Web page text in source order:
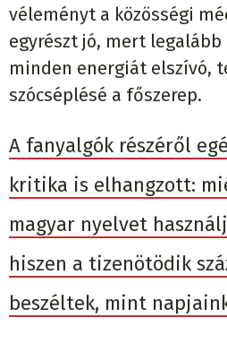
véleményt a közösségi
egyrészt jó, mert
minden energiát elszívó,
szócséplésé a főszerep.
A fanyalgók részéről
kritika is elhangzott:
magyar nyelvet
hiszen a tizenötödik
beszéltek, mint